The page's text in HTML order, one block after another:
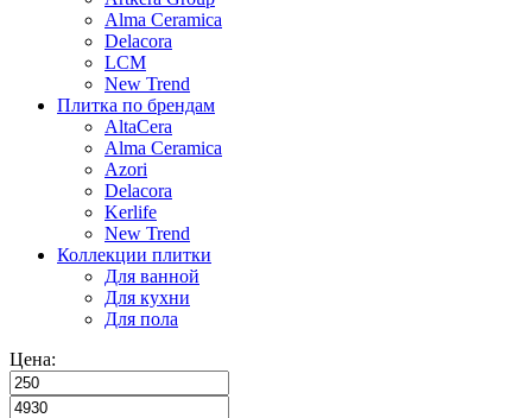
Alma Ceramica
Delacora
LCM
New Trend
Плитка по брендам
AltaCera
Аlma Ceramica
Azori
Delacora
Kerlife
New Trend
Коллекции плитки
Для ванной
Для кухни
Для пола
Цена: